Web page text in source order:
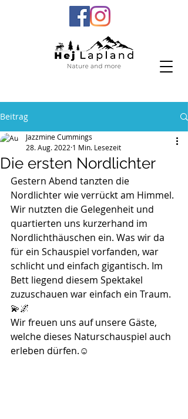
Beitrag
Die ersten Nordlichter
Jazzmine Cummings
28. Aug. 2022 1 Min. Lesezeit
Gestern Abend tanzten die
Nordlichter wie verrückt am Himmel.
Wir nutzten die Gelegenheit und
quartierten uns kurzerhand im
Nordlichthäuschen ein. Was wir da
für ein Schauspiel vorfanden, war
schlicht und einfach gigantisch. Im
Bett liegend diesem Spektakel
zuzuschauen war einfach ein Traum.
💫🌌
Wir freuen uns auf unsere Gäste,
welche dieses Naturschauspiel auch
erleben dürfen.☺️